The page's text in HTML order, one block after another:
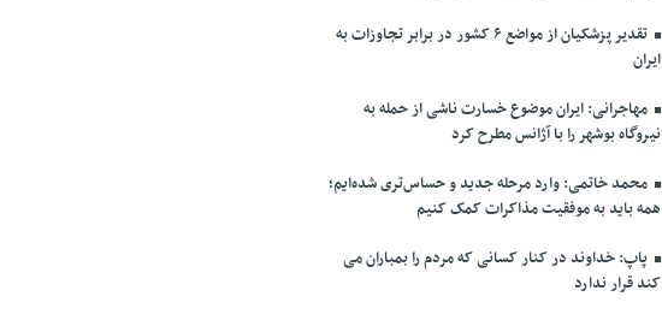
تقدیر پزشکیان از مواضع ۶ کشور در برابر تجاوزات به
ایران
مهاجرانی: ایران موضوع خسارت ناشی از حمله به
نیروگاه بوشهر را با آژانس مطرح کرد
محمد خاتمی: وارد مرحله جدید و حساس‌تری شده‌ایم؛
همه باید به موفقیت مذاکرات کمک کنیم
پاپ: خداوند در کنار کسانی که مردم را بمباران می
کند قرار ندارد